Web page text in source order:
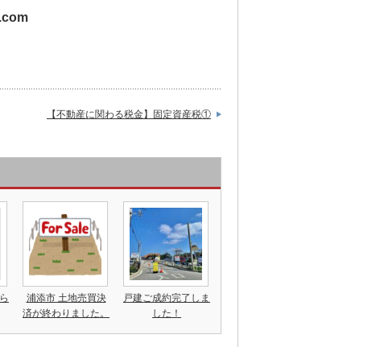
【不動産に関わる税金】固定資産税①
浦添市 土地売買決
済が終わりました。
戸建ご成約完了しま
した！